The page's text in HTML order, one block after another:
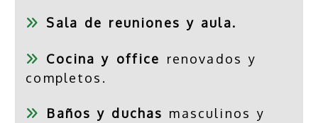
Sala de reuniones y aula.
Cocina y office renovados y
completos.
Baños y duchas masculinos y